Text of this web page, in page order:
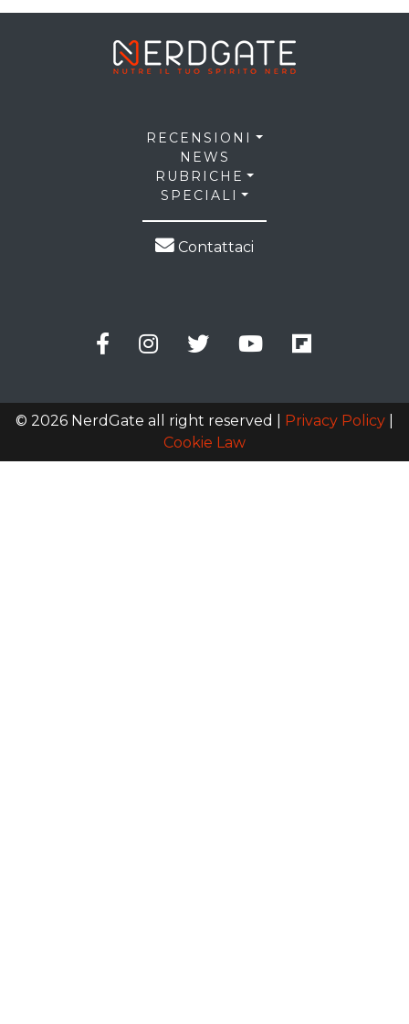
RECENSIONI
NEWS
RUBRICHE
SPECIALI
Contattaci
© 2026 NerdGate all right reserved | Privacy Policy
Cookie Law